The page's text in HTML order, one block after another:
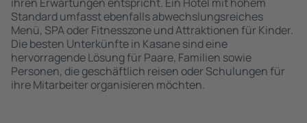
Standard umfasst ebenfalls abwechslungsreiches
Menü, SPA oder Fitnesszone und Attraktionen für Kinder.
Die besten Unterkünfte in Kasane sind eine
hervorragende Lösung für Paare, Familien sowie
Personen, die geschäftlich reisen oder Schulungen für
ihre Mitarbeiter organisieren möchten.